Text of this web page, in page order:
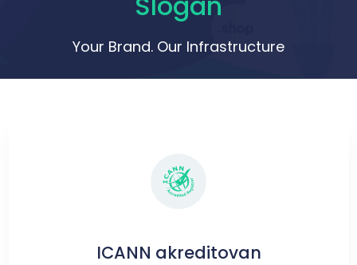
Your Brand. Our Infrastructure
ICANN akreditovan